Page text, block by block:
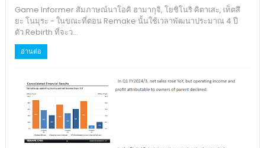
Game Informer สัมภาษณ์นาโอคิ ฮามากุจิ, โยชิโนริ คิตาเสะ, เท็ตสึ
ยะ โนมุระ - ในขณะที่ตอน Remake นั้นใช้เวลาพัฒนาประมาณ 4 ปี
ตัว Rebirth ที่จะว...
อ่านต่อ